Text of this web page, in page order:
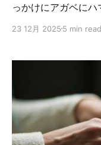
っかけにアガベにハマっていま
年の出来事です。 アガベ・チタノタとの出会い（2月〜
れる比較的かんた
らず、「このくら
した。この頃に戻り
の後、仲間と園芸店
ば、その時から既に
23 12月 2025 5 min read